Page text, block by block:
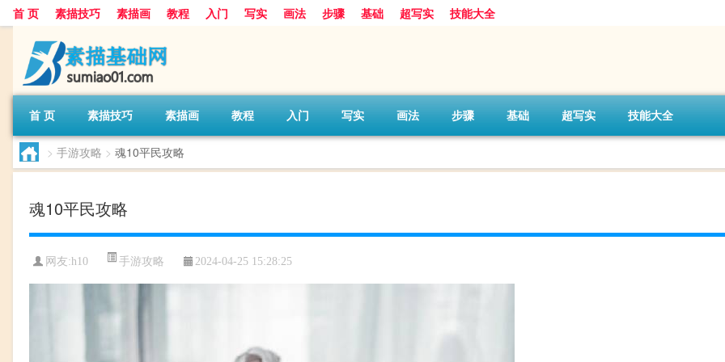
首 页 素描技巧 素描画 教程 入门 写实 画法 步骤 基础 超写实 技能大全
首 页 素描技巧 素描画 教程 入门 写实 画法 步骤 基础 超写实 技能大全
> 手游攻略 > 魂10平民攻略
魂10平民攻略
网友:h10 手游攻略 2024-04-25 15:28:25